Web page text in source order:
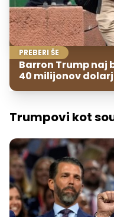
PREBERI ŠE
Barron Trump naj
40 milijonov
Trumpovi kot